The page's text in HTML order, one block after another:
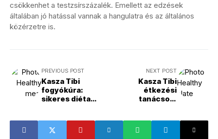
csökkenhet a testzsírszázalék. Emellett az edzések
általában jó hatással vannak a hangulatra és az általános
közérzetre is.
PREVIOUS POST
Kasza Tibi
fogyókúra:
sikeres diéta
NEXT POST
Kasza Tibi
étkezési
tanácsok: